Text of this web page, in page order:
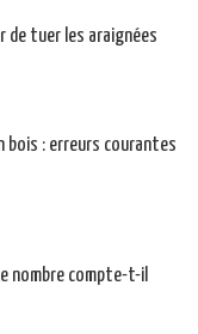
de tuer les araignées
bois : erreurs courantes
nombre compte-t-il